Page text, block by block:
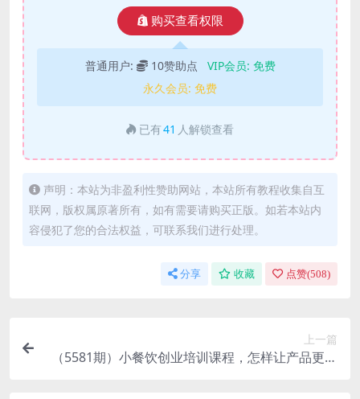
购买查看权限
普通用户: 10赞助点 VIP会员: 免费
永久会员: 免费
已有41 人解锁查看
声明：本站为非盈利性赞助网站，本站所有教程收集自互
联网，版权属原著所有，如有需要请购买正版。如若本站内
容侵犯了您的合法权益，可联系我们进行处理。
分享 收藏 点赞(508)
上一篇
（5581期）小餐饮创业培训课程，怎样让产品更优